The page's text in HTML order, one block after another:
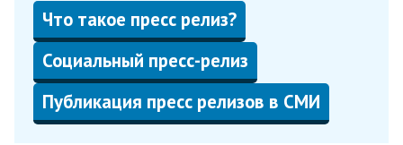
Что такое пресс релиз?
Социальный пресс-релиз
Публикация пресс релизов в СМИ